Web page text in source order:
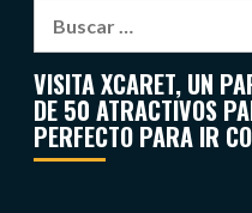
VISITA XCARET, UN
DE 50 ATRACTIVOS
PERFECTO PARA IR